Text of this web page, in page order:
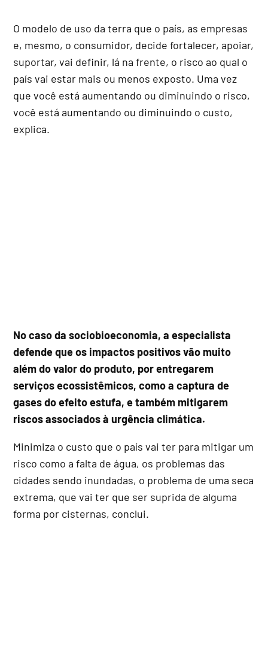
O modelo de uso da terra que o país, as empresas
e, mesmo, o consumidor, decide fortalecer, apoiar,
suportar, vai definir, lá na frente, o risco ao qual o
país vai estar mais ou menos exposto. Uma vez
que você está aumentando ou diminuindo o risco,
você está aumentando ou diminuindo o custo,
explica.
No caso da sociobioeconomia, a especialista
defende que os impactos positivos vão muito
além do valor do produto, por entregarem
serviços ecossistêmicos, como a captura de
gases do efeito estufa, e também mitigarem
riscos associados à urgência climática.
Minimiza o custo que o país vai ter para mitigar um
risco como a falta de água, os problemas das
cidades sendo inundadas, o problema de uma seca
extrema, que vai ter que ser suprida de alguma
forma por cisternas, conclui.